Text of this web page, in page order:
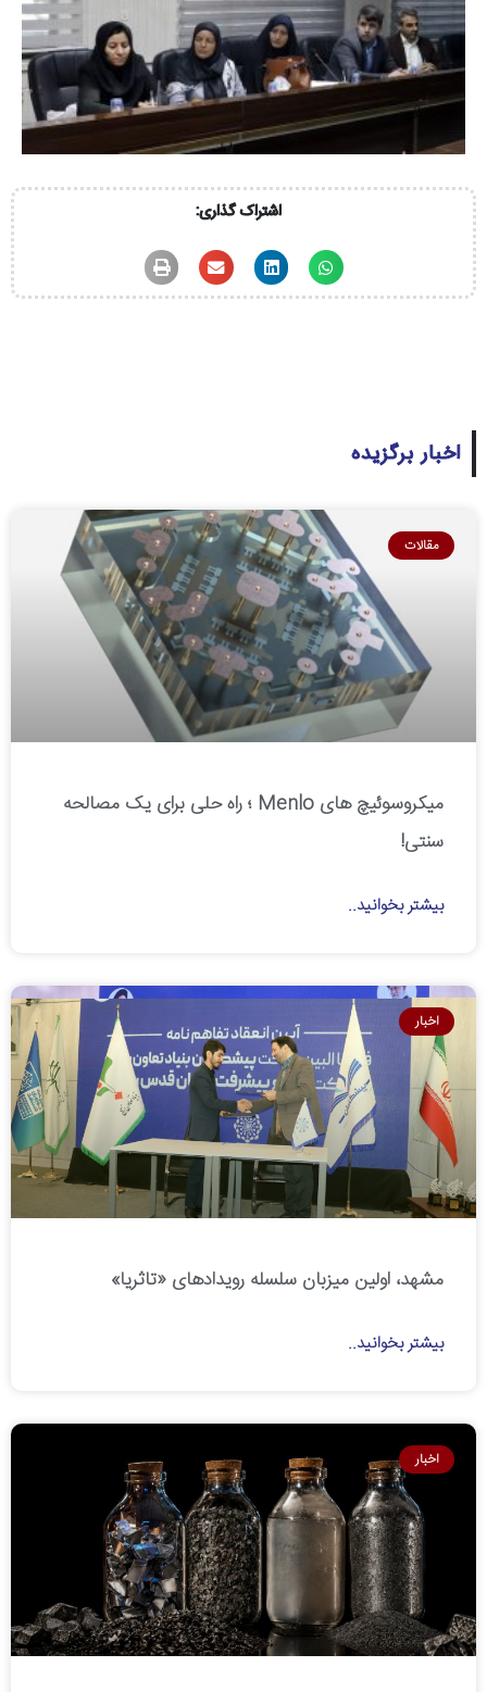
اشتراک گذاری:
اخبار برگزیده
مقالات
میکروسوئیچ های Menlo ؛ راه حلی برای یک مصالحه
سنتی!
بیشتر بخوانید..
اخبار
مشهد، اولین میزبان سلسله رویدادهای «تاثریا»
بیشتر بخوانید..
اخبار